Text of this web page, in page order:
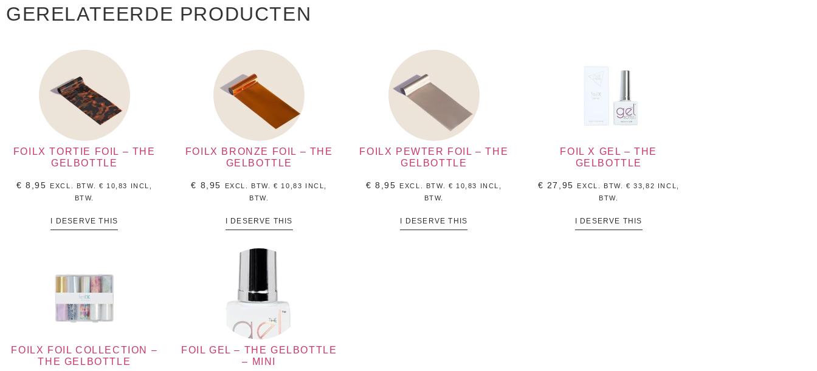
GERELATEERDE PRODUCTEN
FOILX TORTIE FOIL – THE
GELBOTTLE
€ 8,95 EXCL. BTW. € 10,83
INCL,
BTW.
I DESERVE THIS
FOILX BRONZE FOIL – THE
GELBOTTLE
€ 8,95 EXCL. BTW.€ 10,83 INCL,
BTW.
I DESERVE THIS
FOILX PEWTER FOIL – THE
GELBOTTLE
€ 8,95 EXCL. BTW. € 10,83
INCL,
BTW.
I DESERVE THIS
FOIL X GEL – THE
GELBOTTLE
€ 27,95 EXCL. BTW.€ 33,82 INCL,
BTW.
I DESERVE THIS
FOILX FOIL COLLECTION –
THE GELBOTTLE
FOIL GEL – THE GELBOTTLE
– MINI